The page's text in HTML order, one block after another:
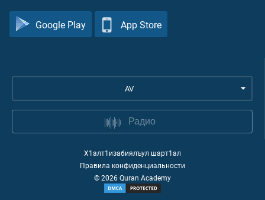
Google Play App Store
AV
Радио
Х1алт1изабиялъул шарт1ал
Правила конфиденциальности
©2026Quran Academy